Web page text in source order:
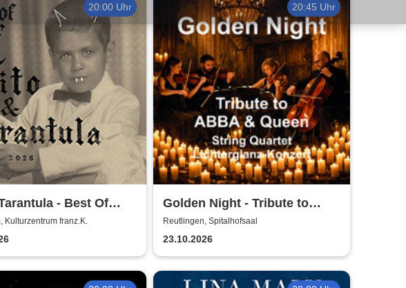
20:00 Uhr
- Best Of
Kulturzentrum franz.K.
20:45 Uhr
Golden Night - Tribute to
ABBA und Queen - String
Quartet im Lichterglanz
Reutlingen, Spitalhofsaal
23.10.2026